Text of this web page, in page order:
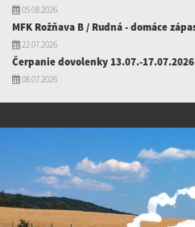
05.08.2026
MFK Rožňava B / Rudná - domáce
22.07.2026
Čerpanie dovolenky 13.07.-17.07.2026
08.07.2026